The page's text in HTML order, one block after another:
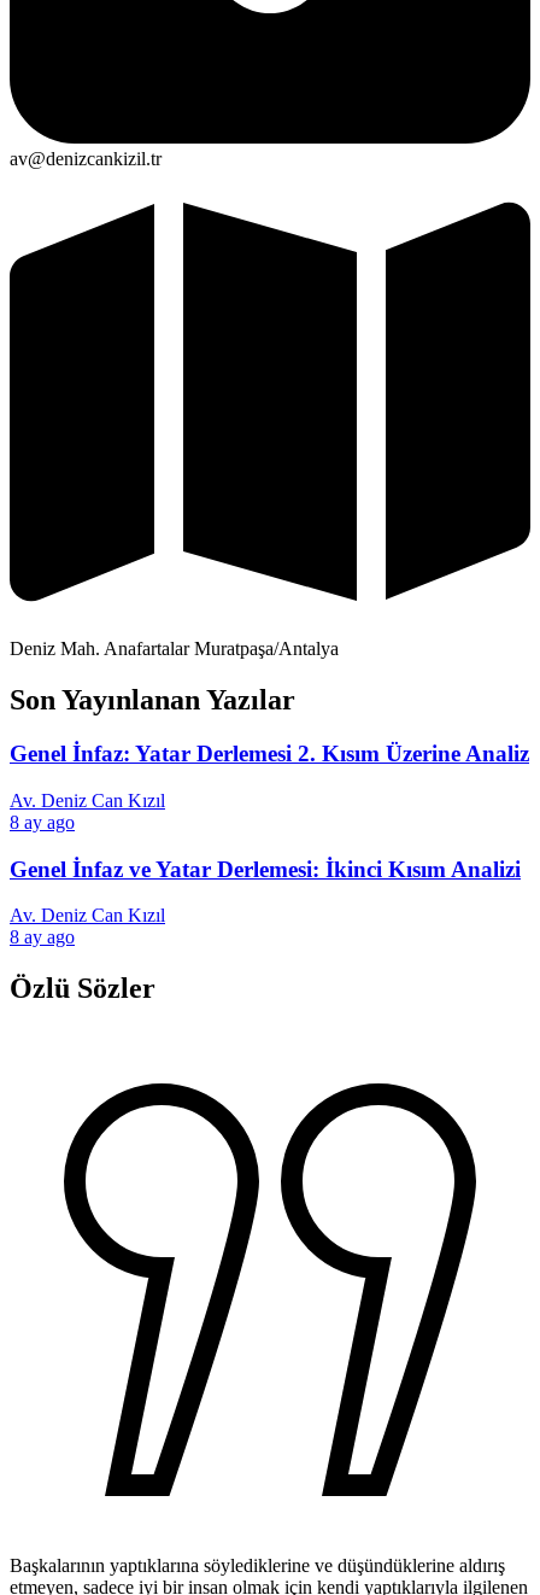
av@denizcankizil.tr
Deniz Mah. Anafartalar Muratpaşa/Antalya
Son Yayınlanan Yazılar
Genel İnfaz: Yatar Derlemesi 2. Kısım Üzerine Analiz
Av. Deniz Can Kızıl
8 ay ago
Genel İnfaz ve Yatar Derlemesi: İkinci Kısım Analizi
Av. Deniz Can Kızıl
8 ay ago
Özlü Sözler
Başkalarının yaptıklarına söylediklerine ve düşündüklerine aldırış
etmeyen, sadece iyi bir insan olmak için kendi yaptıklarıyla ilgilenen